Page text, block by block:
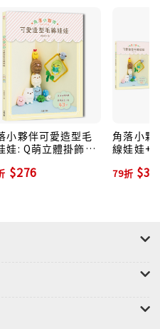
從他開始吧！開創迪士
個圓造型，化身Tsum
人可愛呢。
小夥伴可愛造型毛
娃: Q萌立體掛飾&
$276
角落小夥
線娃娃+
(附超值
79折